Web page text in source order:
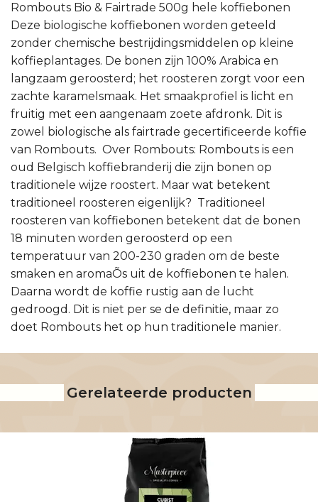
Rombouts Bio & Fairtrade 500g hele koffiebonen
Deze biologische koffiebonen worden geteeld
zonder chemische bestrijdingsmiddelen op kleine
koffieplantages. De bonen zijn 100% Arabica en
langzaam geroosterd; het roosteren zorgt voor een
zachte karamelsmaak. Het smaakprofiel is licht en
fruitig met een aangenaam zoete afdronk. Dit is
zowel biologische als fairtrade gecertificeerde koffie
van Rombouts. Over Rombouts: Rombouts is een
oud Belgisch koffiebranderij die zijn bonen op
traditionele wijze roostert. Maar wat betekent
traditioneel roosteren eigenlijk? Traditioneel
roosteren van koffiebonen betekent dat de bonen
18 minuten worden geroosterd op een
temperatuur van 200-230 graden om de beste
smaken en aromaÕs uit de koffiebonen te halen.
Daarna wordt de koffie rustig aan de lucht
gedroogd. Dit is niet per se de definitie, maar zo
doet Rombouts het op hun traditionele manier.
Gerelateerde producten